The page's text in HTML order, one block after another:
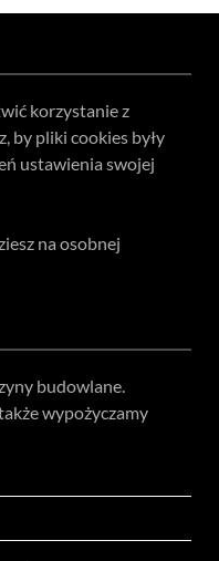
korzystanie z
by pliki cookies były
ustawienia swojej
na osobnej
budowlane.
wypożyczamy